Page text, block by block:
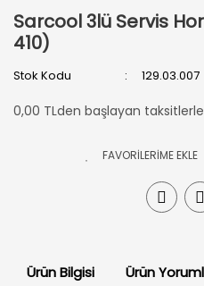
Sarcool 3lü Servis
410)
Stok Kodu 129.03.007
0,00 TLden başlayan
Ürün Bilgisi Ürün